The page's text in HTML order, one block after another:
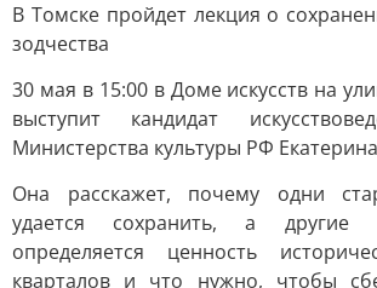
В Томске пройдет лекция о
зодчества
30 мая в 15:00 в Доме искусств на
выступит кандидат
Министерства культуры РФ
Она расскажет, почему одни
удается сохранить, а другие
определяется ценность
кварталов и что нужно, чтобы